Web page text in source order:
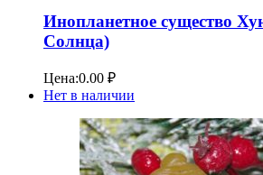
Инопланетное существо
Солнца)
Цена:0.00 ₽
Нет в наличии